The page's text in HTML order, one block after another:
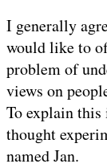
I generally
would like to
problem of
views on
To explain
thought
named Jan.